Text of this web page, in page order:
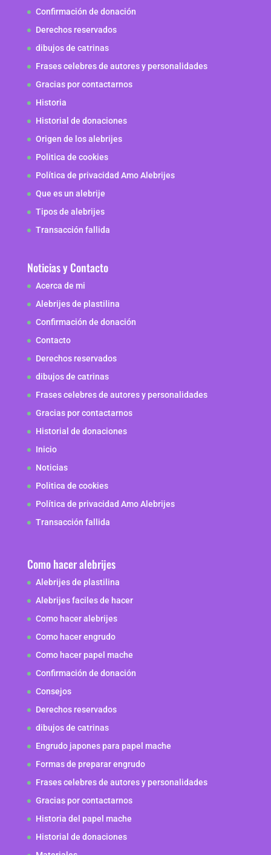
Confirmación de donación
Derechos reservados
dibujos de catrinas
Frases celebres de autores y personalidades
Gracias por contactarnos
Historia
Historial de donaciones
Origen de los alebrijes
Politica de cookies
Política de privacidad Amo Alebrijes
Que es un alebrije
Tipos de alebrijes
Transacción fallida
Noticias y Contacto
Acerca de mi
Alebrijes de plastilina
Confirmación de donación
Contacto
Derechos reservados
dibujos de catrinas
Frases celebres de autores y personalidades
Gracias por contactarnos
Historial de donaciones
Inicio
Noticias
Politica de cookies
Política de privacidad Amo Alebrijes
Transacción fallida
Como hacer alebrijes
Alebrijes de plastilina
Alebrijes faciles de hacer
Como hacer alebrijes
Como hacer engrudo
Como hacer papel mache
Confirmación de donación
Consejos
Derechos reservados
dibujos de catrinas
Engrudo japones para papel mache
Formas de preparar engrudo
Frases celebres de autores y personalidades
Gracias por contactarnos
Historia del papel mache
Historial de donaciones